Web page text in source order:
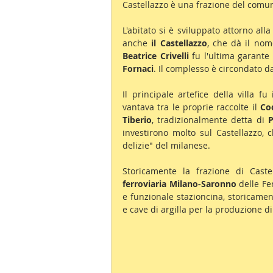
Castellazzo è una frazione del
L'abitato si è sviluppato attorno
anche il Castellazzo, che dà il
Beatrice Crivelli fu l'ultima
Fornaci. Il complesso è circondato
Il principale artefice della villa
vantava tra le proprie raccolte il
Tiberio, tradizionalmente detta di
investirono molto sul
delizie" del milanese.
Storicamente la frazione di
ferroviaria Milano-Saronno delle
e funzionale stazioncina,
e cave di argilla per la produzione